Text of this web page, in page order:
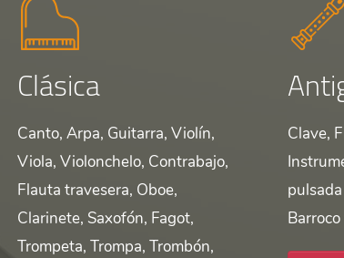
Clásica
Canto, Arpa, Guitarra, Violín,
Viola, Violonchelo, Contrabajo,
Flauta travesera, Oboe,
Clarinete, Saxofón, Fagot,
Trompeta, Trompa, Trombón,
Clave,